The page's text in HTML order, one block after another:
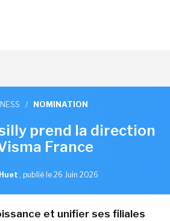
/ NOMINATION
prend la direction
France
, publié le 26 Juin 2026
et unifier ses filiales